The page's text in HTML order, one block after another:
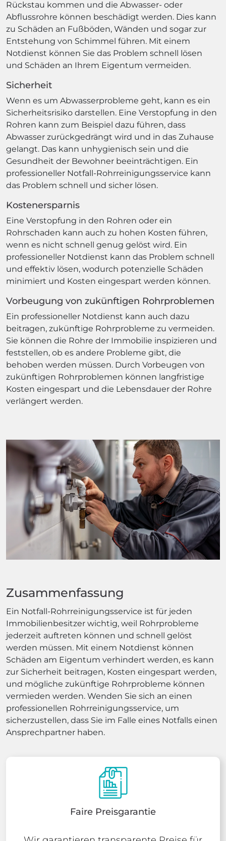
Rückstau kommen und die Abwasser- oder
Abflussrohre können beschädigt werden. Dies kann
zu Schäden an Fußböden, Wänden und sogar zur
Entstehung von Schimmel führen. Mit einem
Notdienst können Sie das Problem schnell lösen
und Schäden an Ihrem Eigentum vermeiden.
Sicherheit
Wenn es um Abwasserprobleme geht, kann es ein
Sicherheitsrisiko darstellen. Eine Verstopfung in den
Rohren kann zum Beispiel dazu führen, dass
Abwasser zurückgedrängt wird und in das Zuhause
gelangt. Das kann unhygienisch sein und die
Gesundheit der Bewohner beeinträchtigen. Ein
professioneller Notfall-Rohrreinigungsservice kann
das Problem schnell und sicher lösen.
Kostenersparnis
Eine Verstopfung in den Rohren oder ein
Rohrschaden kann auch zu hohen Kosten führen,
wenn es nicht schnell genug gelöst wird. Ein
professioneller Notdienst kann das Problem schnell
und effektiv lösen, wodurch potenzielle Schäden
minimiert und Kosten eingespart werden können.
Vorbeugung von zukünftigen Rohrproblemen
Ein professioneller Notdienst kann auch dazu
beitragen, zukünftige Rohrprobleme zu vermeiden.
Sie können die Rohre der Immobilie inspizieren und
feststellen, ob es andere Probleme gibt, die
behoben werden müssen. Durch Vorbeugen von
zukünftigen Rohrproblemen können langfristige
Kosten eingespart und die Lebensdauer der Rohre
verlängert werden.
Zusammenfassung
Ein Notfall-Rohrreinigungsservice ist für jeden
Immobilienbesitzer wichtig, weil Rohrprobleme
jederzeit auftreten können und schnell gelöst
werden müssen. Mit einem Notdienst können
Schäden am Eigentum verhindert werden, es kann
zur Sicherheit beitragen, Kosten eingespart werden,
und mögliche zukünftige Rohrprobleme können
vermieden werden. Wenden Sie sich an einen
professionellen Rohrreinigungsservice, um
sicherzustellen, dass Sie im Falle eines Notfalls einen
Ansprechpartner haben.
Faire Preisgarantie